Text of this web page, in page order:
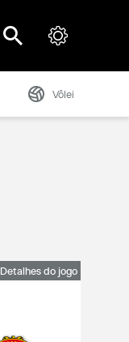
Vôlei
Detalhes do jogo